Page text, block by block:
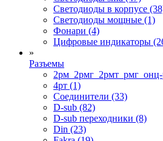
Светодиоды в корпусе
Светодиоды мощные (1)
Фонари (4)
Цифровые индикаторы
»
Разъемы
4рт (1)
Cоединители (33)
D-sub (82)
D-sub переходники (8)
Din (23)